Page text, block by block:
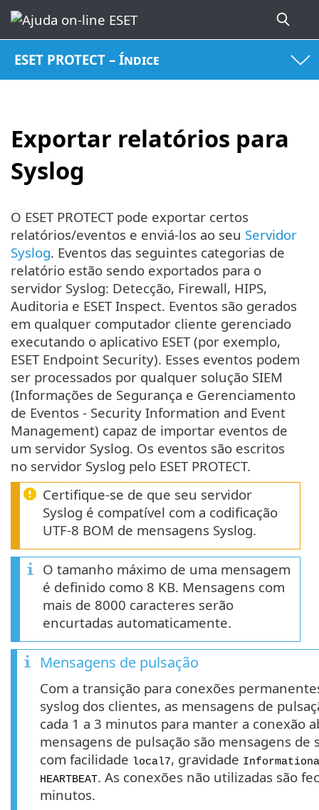
ESET PROTECT – Índice
Exportar relatórios para
Syslog
O ESET PROTECT pode exportar certos
relatórios/eventos e enviá-los ao seu Servidor
Syslog. Eventos das seguintes categorias de
relatório estão sendo exportados para o
servidor Syslog: Detecção, Firewall, HIPS,
Auditoria e ESET Inspect. Eventos são gerados
em qualquer computador cliente gerenciado
executando o aplicativo ESET (por exemplo,
ESET Endpoint Security). Esses eventos podem
ser processados por qualquer solução SIEM
(Informações de Segurança e Gerenciamento
de Eventos - Security Information and Event
Management) capaz de importar eventos de
um servidor Syslog. Os eventos são escritos
no servidor Syslog pelo ESET PROTECT.
Certifique-se de que seu servidor
Syslog é compatível com a codificação
UTF-8 BOM de mensagens Syslog.
O tamanho máximo de uma mensagem
é definido como 8 KB. Mensagens com
mais de 8000 caracteres serão
encurtadas automaticamente.
Mensagens de pulsação
Com a transição para conexões
syslog dos clientes, as mensagens de
cada 1 a 3 minutos para manter a conexão
mensagens de pulsação são mensagens de
com facilidade local7, gravidade
HEARTBEAT. As conexões não utilizadas são
minutos.